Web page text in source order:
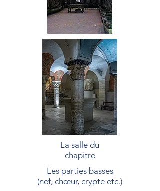
La salle du
chapitre
Les parties basses
(nef, chœur, crypte etc.)